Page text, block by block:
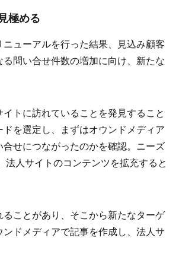
極める
ューアルを行った結果、見込み顧客
問い合せ件数の増加に向け、新たな
トに訪れていることを発見すること
を選定し、まずはオウンドメディア
せにつながったのかを確認。ニーズ
人サイトのコンテンツを拡充すると
ことがあり、そこから新たなターゲ
ドメディアで記事を作成し、法人サ